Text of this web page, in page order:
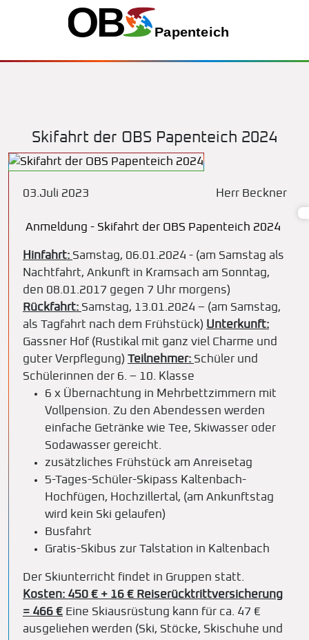
Skifahrt der OBS Papenteich 2024
03.Juli 2023 Herr Beckner
Anmeldung - Skifahrt der OBS Papenteich 2024
Hinfahrt: Samstag, 06.01.2024 - (am Samstag als
Nachtfahrt, Ankunft in Kramsach am Sonntag,
den 08.01.2017 gegen 7 Uhr morgens)
Rückfahrt: Samstag, 13.01.2024 – (am Samstag,
als Tagfahrt nach dem Frühstück) Unterkunft:
Gassner Hof (Rustikal mit ganz viel Charme und
guter Verpflegung) Teilnehmer: Schüler und
Schülerinnen der 6. – 10. Klasse
6 x Übernachtung in Mehrbettzimmern mit
Vollpension. Zu den Abendessen werden
einfache Getränke wie Tee, Skiwasser oder
Sodawasser gereicht.
zusätzliches Frühstück am Anreisetag
5-Tages-Schüler-Skipass Kaltenbach-
Hochfügen, Hochzillertal, (am Ankunftstag
wird kein Ski gelaufen)
Busfahrt
Gratis-Skibus zur Talstation in Kaltenbach
Der Skiunterricht findet in Gruppen statt.
Kosten: 450 € + 16 € Reiserücktrittversicherung
= 466 € Eine Skiausrüstung kann für ca. 47 €
ausgeliehen werden (Ski, Stöcke, Skischuhe und